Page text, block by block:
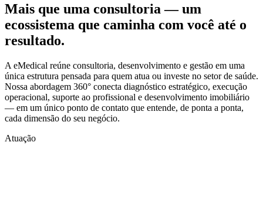
Mais que uma consultoria —um
ecossistema que caminha com você até o
resultado.
A eMedical reúne consultoria, desenvolvimento e gestão em uma
única estrutura pensada para quem atua ou investe no setor de saúde.
Nossa abordagem 360° conecta diagnóstico estratégico, execução
operacional, suporte ao profissional e desenvolvimento imobiliário
— em um único ponto de contato que entende, de ponta a ponta,
cada dimensão do seu negócio.
Atuação